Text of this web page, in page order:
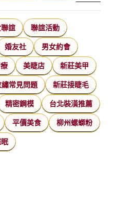
誼 聯誼活動
婚友社 男女約會
美睫店 新莊美甲
繡常見問題 新莊接睫毛
精密鋼模 台北裝潢推薦
平價美食 柳州螺螄粉